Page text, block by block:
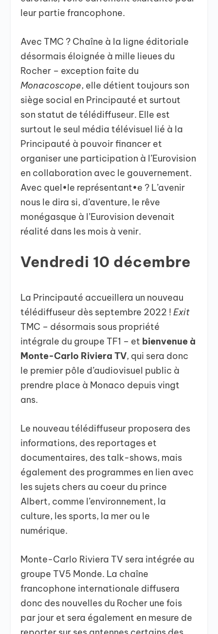
leur partie francophone.
Avec TMC ? Chaîne à la ligne éditoriale
désormais éloignée à mille lieues du
Rocher – exception faite du
Monacoscope, elle détient toujours son
siège social en Principauté et surtout
son statut de télédiffuseur. Elle est
surtout le seul média télévisuel lié à la
Principauté à pouvoir financer et
organiser une participation à l’Eurovision
en collaboration avec le gouvernement.
Avec quel•le représentant•e ? L’avenir
nous le dira si, d’aventure, le rêve
monégasque à l’Eurovision devenait
réalité dans les mois à venir.
Vendredi 10 décembre
La Principauté accueillera un nouveau
télédiffuseur dès septembre 2022 !Exit
TMC – désormais sous propriété
intégrale du groupe TF1 – et bienvenue à
Monte-Carlo Riviera TV, qui sera donc
le premier pôle d’audiovisuel public à
prendre place à Monaco depuis vingt
ans.
Le nouveau télédiffuseur proposera des
informations, des reportages et
documentaires, des talk-shows, mais
également des programmes en lien avec
les sujets chers au coeur du prince
Albert, comme l’environnement, la
culture, les sports, la mer ou le
numérique.
Monte-Carlo Riviera TV sera intégrée au
groupe TV5 Monde. La chaîne
francophone internationale diffusera
donc des nouvelles du Rocher une fois
par jour et sera également en mesure de